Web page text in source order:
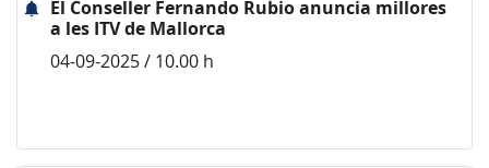
El Conseller Fernando Rubio anuncia millores
a les ITV de Mallorca
04-09-2025 / 10.00 h